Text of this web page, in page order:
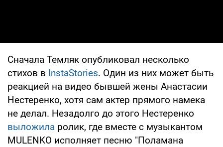
Сначала Темляк опубликовал несколько
стихов в InstaStories. Один из них может быть
реакцией на видео бывшей жены Анастасии
Нестеренко, хотя сам актер прямого намека
не делал. Незадолго до этого Нестеренко
выложила ролик, где вместе с музыкантом
MULENKO исполняет песню "Поламана